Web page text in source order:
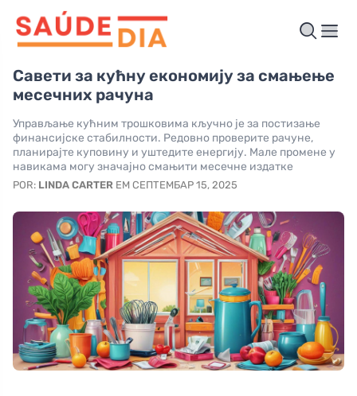
Савети за кућну економију за смањење
месечних рачуна
Управљање кућним трошковима кључно је за постизање
финансијске стабилности. Редовно проверите рачуне,
планирајте куповину и уштедите енергију. Мале промене у
навикама могу значајно смањити месечне издатке
POR: LINDA CARTER EM СЕПТЕМБАР 15, 2025